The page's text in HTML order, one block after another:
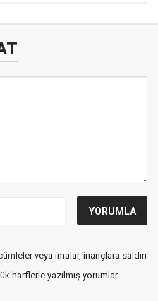
veya imalar, inançlara saldırı
harflerle yazılmış yorumlar